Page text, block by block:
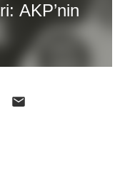
AKP’nin